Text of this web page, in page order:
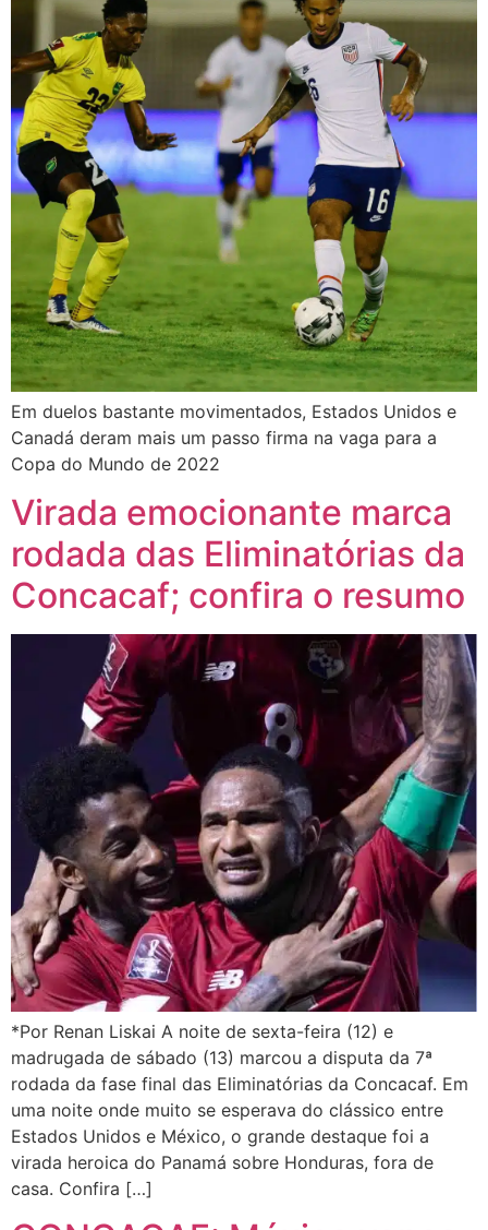
Em duelos bastante movimentados, Estados Unidos e
Canadá deram mais um passo firma na vaga para a
Copa do Mundo de 2022
Virada emocionante marca
rodada das Eliminatórias da
Concacaf; confira o resumo
*Por Renan Liskai A noite de sexta-feira (12) e
madrugada de sábado (13) marcou a disputa da 7ª
rodada da fase final das Eliminatórias da Concacaf. Em
uma noite onde muito se esperava do clássico entre
Estados Unidos e México, o grande destaque foi a
virada heroica do Panamá sobre Honduras, fora de
casa. Confira […]